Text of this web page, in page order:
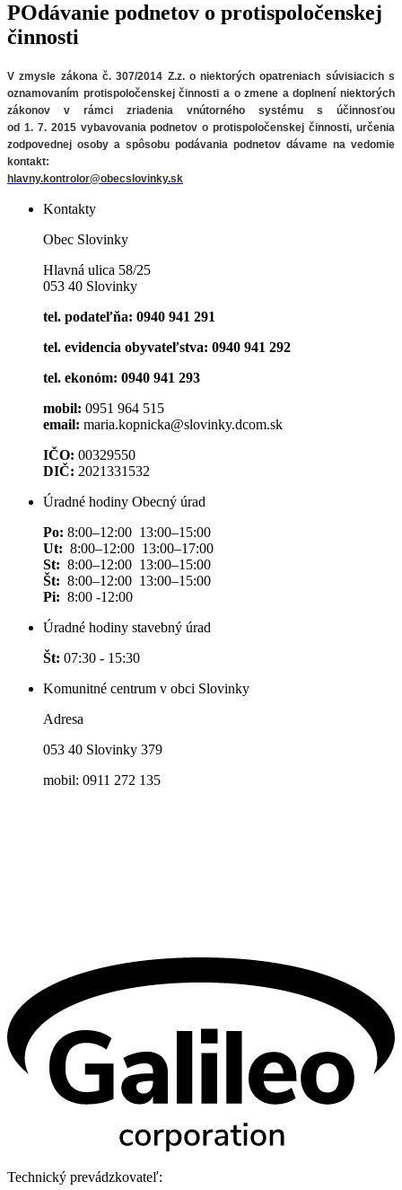
POdávanie podnetov o protispoločenskej
činnosti
V zmysle zákona č. 307/2014 Z.z. o niektorých opatreniach súvisiacich s
oznamovaním protispoločenskej činnosti a o zmene a doplnení niektorých
zákonov v rámci zriadenia vnútorného systému s účinnosťou
od 1. 7. 2015 vybavovania podnetov o protispoločenskej činnosti, určenia
zodpovednej osoby a spôsobu podávania podnetov dávame na vedomie
kontakt:
hlavny.kontrolor@obecslovinky.sk
Kontakty
Obec Slovinky
Hlavná ulica 58/25
053 40 Slovinky
tel. podateľňa: 0940 941 291
tel. evidencia obyvateľstva: 0940 941 292
tel. ekonóm: 0940 941 293
mobil: 0951 964 515
email: maria.kopnicka@slovinky.dcom.sk
IČO: 00329550
DIČ: 2021331532
Úradné hodiny Obecný úrad
Po: 8:00–12:00 13:00–15:00
Ut: 8:00–12:00 13:00–17:00
St: 8:00–12:00 13:00–15:00
Št: 8:00–12:00 13:00–15:00
Pi: 8:00 -12:00
Úradné hodiny stavebný úrad
Št: 07:30 - 15:30
Komunitné centrum v obci Slovinky
Adresa
053 40 Slovinky 379
mobil: 0911 272 135
Technický prevádzkovateľ: